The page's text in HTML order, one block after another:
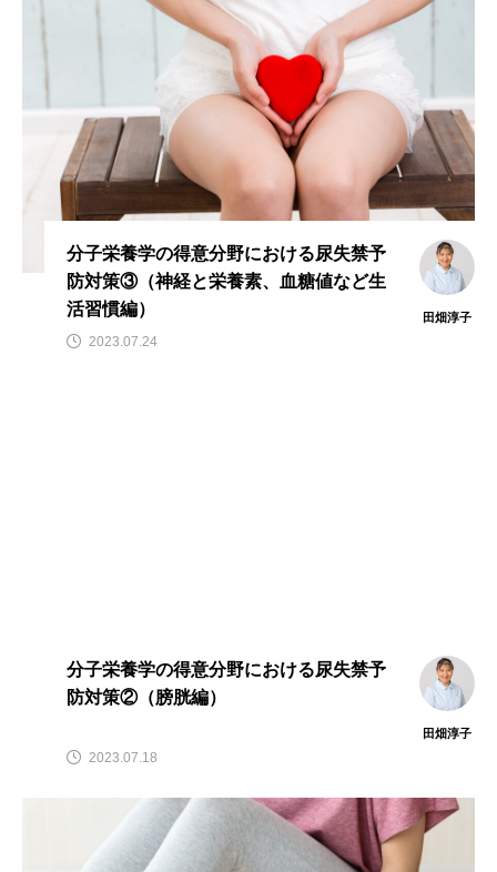
分子栄養学の得意分野における尿失禁予
防対策③（神経と栄養素、血糖値など生
活習慣編）
田畑淳子
2023.07.24
分子栄養学の得意分野における尿失禁予
防対策②（膀胱編）
田畑淳子
2023.07.18